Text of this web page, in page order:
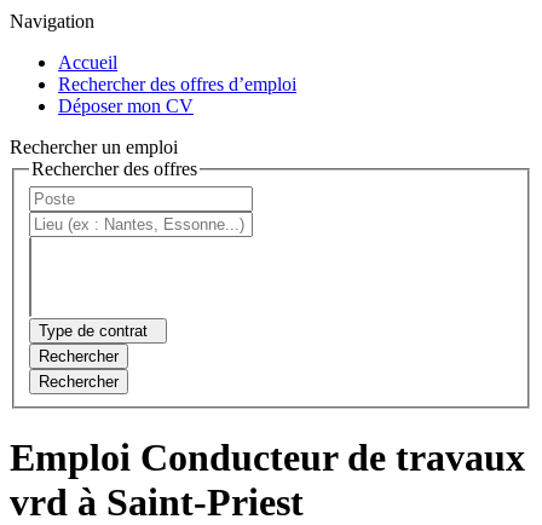
Navigation
Accueil
Rechercher des offres d’emploi
Déposer mon CV
Rechercher un emploi
Rechercher des offres
Type de contrat
Rechercher
Rechercher
Emploi Conducteur de travaux
vrd à Saint-Priest